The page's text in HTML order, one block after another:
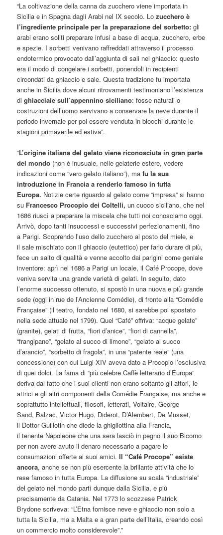
“La coltivazione della canna da zucchero viene importata in
Sicilia e in Spagna dagli Arabi nel IX secolo. Lozucchero è
l’ingrediente principale per la preparazione del sorbetto: gli
arabi erano soliti preparare infusi a base di acqua, zucchero, erbe
e spezie. I sorbetti venivano raffreddati attraverso il processo
endotermico provocato dall’aggiunta di sali nel ghiaccio: questo
era il modo di congelare i sorbetti, ponendoli in recipienti
circondati da ghiaccio e sale. Questa tradizione fu importata
anche in Sicilia dove alcuni ritrovamenti testimoniano l’esistenza
dighiacciaie sull’appennino siciliano: fosse naturali o
costruzioni dell’uomo servivano a conservare la neve durante il
periodo invernale per poi essere venduta in blocchi durante le
stagioni primaverile ed estiva”.
“L’origine italiana del gelato viene riconosciuta in gran parte
del mondo (non è inusuale, nelle gelaterie estere, vedere
indicazioni come “vero gelato italiano”), mafu la sua
introduzione in Francia a renderlo famoso in tutta
Europa. Notizie certe riguardo al gelato come “impresa” si hanno
su Francesco Procopio dei Coltelli, un cuoco siciliano, che nel
1686 riuscì a preparare la miscela che tutti noi conosciamo oggi.
Arrivò, dopo tanti insuccessi e successivi perfezionamenti, fino
a Parigi. Scoprendo l’uso dello zucchero al posto del miele, e
il sale mischiato con il ghiaccio (eutettico) per farlo durare di più,
fece un salto di qualità e venne accolto dai parigini come geniale
inventore: aprì nel 1686 a Parigi un locale, il Café Procope, dove
veniva servita una grande varietà di gelati. In seguito, dato
l’enorme successo ottenuto, si spostò in una nuova e più grande
sede (oggi in rue de l’Ancienne Comédie), di fronte alla “Comédie
Française” (il teatro, fondato nel 1680, si sarebbe poi spostato
nella sede attuale nel 1799). Quel “Café” offriva: “acque gelate”
(granite), gelati di frutta, “fiori d’anice”, “fiori di cannella”,
“frangipane”, “gelato al succo di limone”, “gelato al succo
d’arancio”, “sorbetto di fragola”, in una “patente reale” (una
concessione) con cui Luigi XIV aveva dato a Procopio l’esclusiva
di quei dolci. La fama di “più celebre Caffè letterario d’Europa”
deriva dal fatto che i suoi clienti non erano soltanto gli attori, le
attrici e gli altri componenti della Comédie Française, ma anche e
soprattutto intellettuali, filosofi, letterati, Voltaire, George
Sand, Balzac, Victor Hugo, Diderot, D’Alembert, De Musset,
il Dottor Guillotin che diede la ghigliottina alla Francia,
il tenente Napoleone che una sera lasciò in pegno il suo Bicorno
per non avere avuto il denaro necessario a pagare le
consumazioni offerte ai suoi amici.Il “Café Procope” esiste
ancora, anche se non più esercente la brillante attività che lo
rese famoso in tutta Europa. La diffusione su scala “industriale”
del gelato nel mondo partì dunque dalla Sicilia, e più
precisamente da Catania. Nel 1773 lo scozzese Patrick
Brydone scriveva: “L’Etna fornisce neve e ghiaccio non solo a
tutta la Sicilia, ma a Malta e a gran parte dell’Italia, creando così
un commercio molto considerevole”.”